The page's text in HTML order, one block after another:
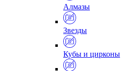
Алмазы
Звезды
Кубы и цирконы